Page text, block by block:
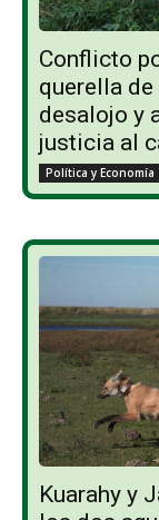
Conflicto
querella
desalojo y
justicia al
Política y Economía
Kuarahy y